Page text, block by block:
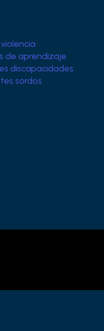
de aprendizaje
discapacidades
sordos